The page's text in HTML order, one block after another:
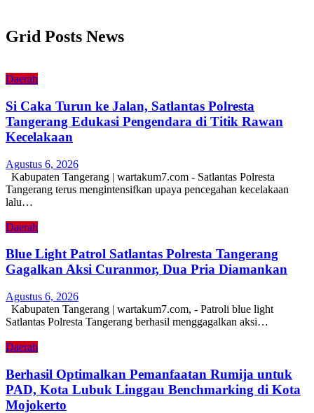
Grid Posts News
Daerah
Si Caka Turun ke Jalan, Satlantas Polresta
Tangerang Edukasi Pengendara di Titik Rawan
Kecelakaan
Agustus 6, 2026
Kabupaten Tangerang | wartakum7.com - Satlantas Polresta
Tangerang terus mengintensifkan upaya pencegahan kecelakaan
lalu…
Daerah
Blue Light Patrol Satlantas Polresta Tangerang
Gagalkan Aksi Curanmor, Dua Pria Diamankan
Agustus 6, 2026
Kabupaten Tangerang | wartakum7.com, - Patroli blue light
Satlantas Polresta Tangerang berhasil menggagalkan aksi…
Daerah
Berhasil Optimalkan Pemanfaatan Rumija untuk
PAD, Kota Lubuk Linggau Benchmarking di Kota
Mojokerto